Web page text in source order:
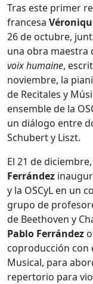
Tras este primer
francesa
26 de octubre,
una obra maestra
voix humaine,
noviembre, la
de Recitales y
ensemble de la
un diálogo entre
Schubert y Liszt.
El 21 de
Ferrández
y la OSCyL en un
grupo de
de Beethoven y
Pablo Ferrández
coproducción con
Musical, para
repertorio para